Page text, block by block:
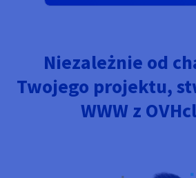
Niezależnie od
Twojego projektu,
WWW z